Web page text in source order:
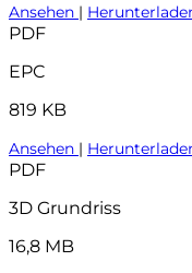
Ansehen |
PDF
EPC
819 KB
Ansehen |
PDF
3D Grundriss
16,8 MB